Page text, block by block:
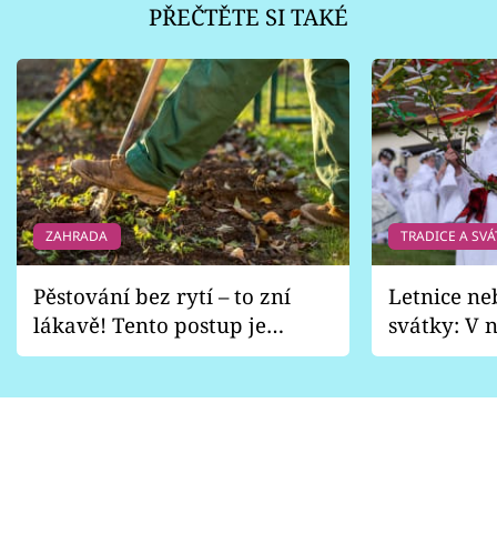
PŘEČTĚTE SI TAKÉ
ZAHRADA
Pěstování bez rytí – to zní
lákavě! Tento postup je
vhodný jen pro některé
TRADICE A
Letnice
svátky: V
pondělí